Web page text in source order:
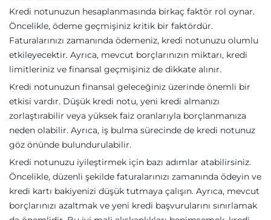
Kredi notunuzun hesaplanmasında birkaç faktör rol oynar.
Öncelikle, ödeme geçmişiniz kritik bir faktördür.
Faturalarınızı zamanında ödemeniz, kredi notunuzu olumlu
etkileyecektir. Ayrıca, mevcut borçlarınızın miktarı, kredi
limitleriniz ve finansal geçmişiniz de dikkate alınır.
Kredi notunuzun finansal geleceğiniz üzerinde önemli bir
etkisi vardır. Düşük kredi notu, yeni kredi almanızı
zorlaştırabilir veya yüksek faiz oranlarıyla borçlanmanıza
neden olabilir. Ayrıca, iş bulma sürecinde de kredi notunuz
göz önünde bulundurulabilir.
Kredi notunuzu iyileştirmek için bazı adımlar atabilirsiniz.
Öncelikle, düzenli şekilde faturalarınızı zamanında ödeyin ve
kredi kartı bakiyenizi düşük tutmaya çalışın. Ayrıca, mevcut
borçlarınızı azaltmak ve yeni kredi başvurularını sınırlamak